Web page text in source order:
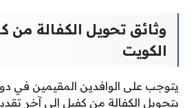
وثائق تحويل الكفالة من
الكويت
يتوجب على الوافدين المقيمين في
بتحويل الكفالة من كفيل إلى آخر